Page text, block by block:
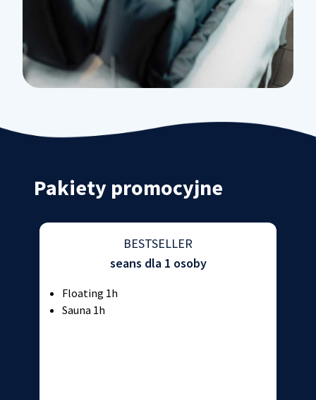
Pakiety promocyjne
BESTSELLER
seans dla 1 osoby
Floating 1h
Sauna 1h